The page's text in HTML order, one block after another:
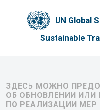
UN Global
Sustainable
ЗДЕСЬ МОЖНО
ОБ ОБНОВЛЕНИИ ИЛИ
ПО РЕАЛИЗАЦИИ МЕР